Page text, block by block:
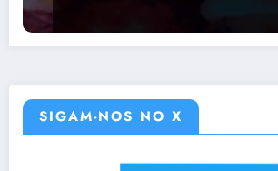
SIGAM-NOS NO X